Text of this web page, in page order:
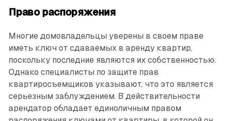
Право распоряжения
Многие домовладельцы уверены в своем праве
иметь ключ от сдаваемых в аренду квартир,
поскольку последние являются их собственностью.
Однако специалисты по защите прав
квартиросъемщиков указывают, что это является
серьезным заблуждением. В действительности
арендатор обладает единоличным правом